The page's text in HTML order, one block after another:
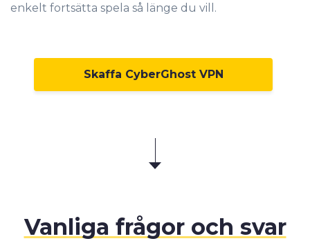
enkelt fortsätta spela så länge du vill.
Skaffa CyberGhost VPN
Vanliga frågor och svar